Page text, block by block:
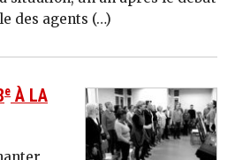
des agents (…)
e À LA